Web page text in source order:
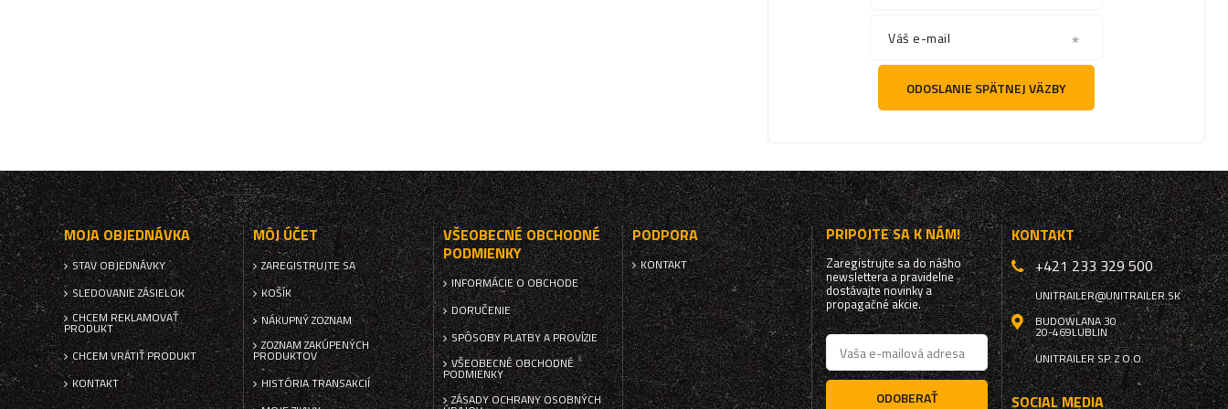
Váš e-mail
ODOSLANIE SPÄTNEJ VÄZBY
MOJA OBJEDNÁVKA
STAV OBJEDNÁVKY
SLEDOVANIE ZÁSIELOK
CHCEM REKLAMOVAŤ
PRODUKT
CHCEM VRÁTIŤ PRODUKT
KONTAKT
MÔJ ÚČET
ZAREGISTRUJTE SA
KOŠÍK
NÁKUPNÝ ZOZNAM
ZOZNAM ZAKÚPENÝCH
PRODUKTOV
HISTÓRIA TRANSAKCIÍ
VŠEOBECNÉ OBCHODNÉ
PODMIENKY
INFORMÁCIE O OBCHODE
DORUČENIE
SPÔSOBY PLATBY A PROVÍZIE
VŠEOBECNÉ OBCHODNÉ
PODMIENKY
ZÁSADY OCHRANY OSOBNÝCH
PODPORA
KONTAKT
PRIPOJTE SA K NÁM!
Zaregistrujte sa do nášho
newslettera a pravidelne
dostávajte novinky a
propagačné akcie.
ODOBERAŤ
KONTAKT
+421 233 329 500
UNITRAILER@UNITRAILER.SK
BUDOWLANA 30
20-469LUBLIN
UNITRAILER SP. Z O.O.
SOCIAL MEDIA